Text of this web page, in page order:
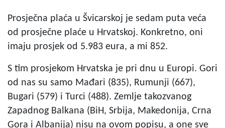
Prosječna plaća u Švicarskoj je sedam puta veća
od prosječne plaće u Hrvatskoj. Konkretno, oni
imaju prosjek od 5.983 eura, a mi 852.
S tim prosjekom Hrvatska je pri dnu u Europi. Gori
od nas su samo Mađari (835), Rumunji (667),
Bugari (579) i Turci (488). Zemlje takozvanog
Zapadnog Balkana (BiH, Srbija, Makedonija, Crna
Gora i Albanija) nisu na ovom popisu, a one sve